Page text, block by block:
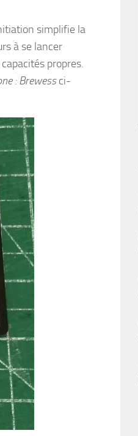
simplifie la
à se lancer
propres.
: Brewessci-